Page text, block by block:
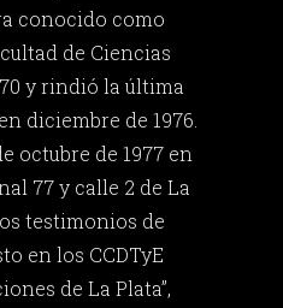
conocido como
de Ciencias
y rindió la última
diciembre de 1976.
octubre de 1977 en
77 y calle 2 de La
testimonios de
en los CCDTyE
de La Plata”,